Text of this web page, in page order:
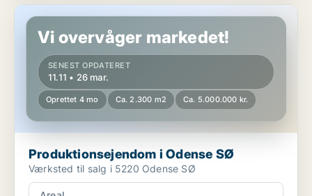
Produktionsejendom i Odense SØ
Vi overvåger markedet!
SENEST OPDATERET
11.11 • 26 mar.
Oprettet 4 mo Ca. 2.300 m2 Ca. 5.000.000 kr.
Produktionsejendom i Odense SØ
Værksted til salg i 5220 Odense SØ